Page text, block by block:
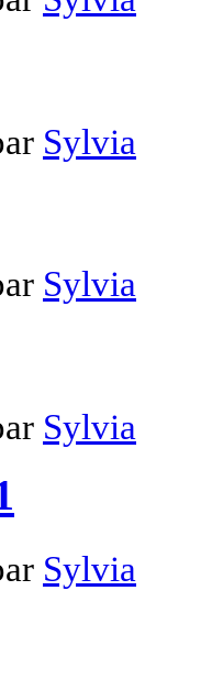
Sylvia
Sylvia
Sylvia
Sylvia